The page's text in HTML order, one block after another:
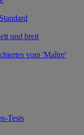
und breit
vom 'Maître'
Tests